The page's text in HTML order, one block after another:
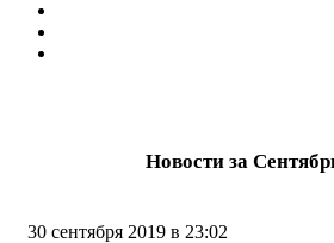
Новости за
30 сентября 2019 в 23:02